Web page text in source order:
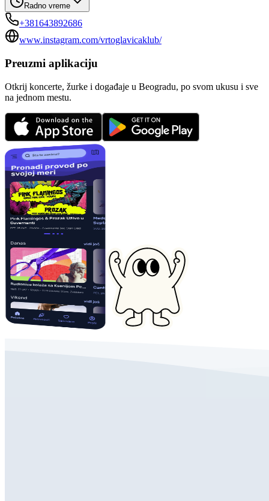
Radno vreme
+381643892686
www.instagram.com/vrtoglavicaklub/
Preuzmi aplikaciju
Otkrij koncerte, žurke i događaje u Beogradu, po svom ukusu i sve
na jednom mestu.